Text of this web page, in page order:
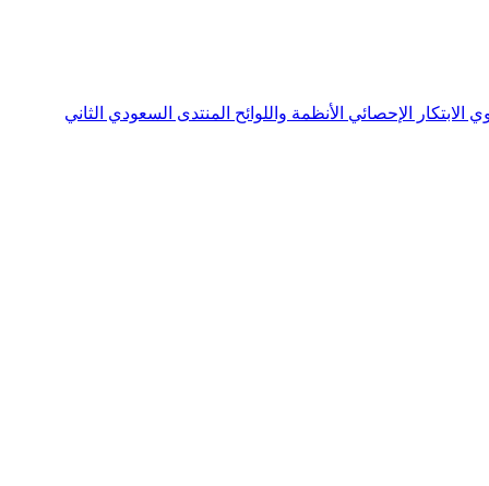
الابتكار الإحصائي الأنظمة واللوائح المنتدى السعودي الثاني